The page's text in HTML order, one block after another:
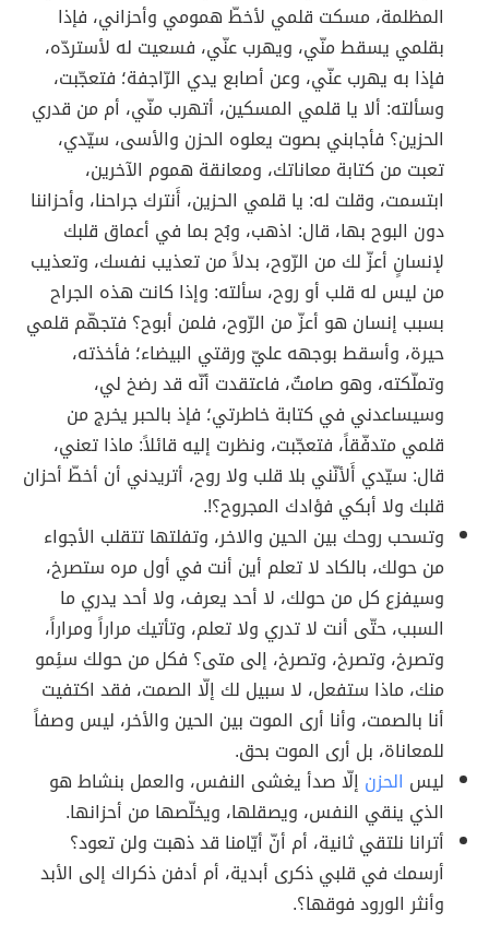
المظلمة، مسكت قلمي لأخطّ همومي وأحزاني، فإذا
بقلمي يسقط منّي، ويهرب عنّي، فسعيت له لأستردّه،
فإذا به يهرب عنّي، وعن أصابع يدي الرّاجفة؛ فتعجّبت،
وسألته: ألا يا قلمي المسكين، أتهرب منّي، أم من قدري
الحزين؟ فأجابني بصوت يعلوه الحزن والأسى، سيّدي،
تعبت من كتابة معاناتك، ومعانقة هموم الآخرين،
ابتسمت، وقلت له: يا قلمي الحزين، أَنترك جراحنا، وأحزاننا
دون البوح بها، قال: اذهب، وبُح بما في أعماق قلبك
لإنسانٍ أعزّ لك من الرّوح، بدلاً من تعذيب نفسك، وتعذيب
من ليس له قلب أو روح، سألته: وإذا كانت هذه الجراح
بسبب إنسان هو أعزّ من الرّوح، فلمن أبوح؟ فتجهّم قلمي
حيرة، وأسقط بوجهه عليّ ورقتي البيضاء؛ فأخذته،
وتملّكته، وهو صامتٌ، فاعتقدت أنّه قد رضخ لي،
وسيساعدني في كتابة خاطرتي؛ فإذ بالحبر يخرج من
قلمي متدفّقاً، فتعجّبت، ونظرت إليه قائلاً: ماذا تعني،
قال: سيّدي أَلأنّني بلا قلب ولا روح، أتريدني أن أخطّ أحزان
قلبك ولا أبكي فؤادك المجروح؟!.
وتسحب روحك بين الحين والاخر، وتفلتها تتقلب الأجواء
من حولك، بالكاد لا تعلم أين أنت في أول مره ستصرخ،
وسيفزع كل من حولك، لا أحد يعرف، ولا أحد يدري ما
السبب، حتّى أنت لا تدري ولا تعلم، وتأتيك مراراً ومراراً،
وتصرخ، وتصرخ، وتصرخ، إلى متى؟ فكل من حولك سئِمو
منك، ماذا ستفعل، لا سبيل لك إلّا الصمت، فقد اكتفيت
أنا بالصمت، وأنا أرى الموت بين الحين والأخر، ليس وصفاً
للمعاناة، بل أرى الموت بحق.
ليس الحزن إلّا صدأ يغشى النفس، والعمل بنشاط هو
الذي ينقي النفس، ويصقلها، ويخلّصها من أحزانها.
أترانا نلتقي ثانية، أم أنّ أيّامنا قد ذهبت ولن تعود؟
أرسمك في قلبي ذكرى أبدية، أم أدفن ذكراك إلى الأبد
وأنثر الورود فوقها؟.